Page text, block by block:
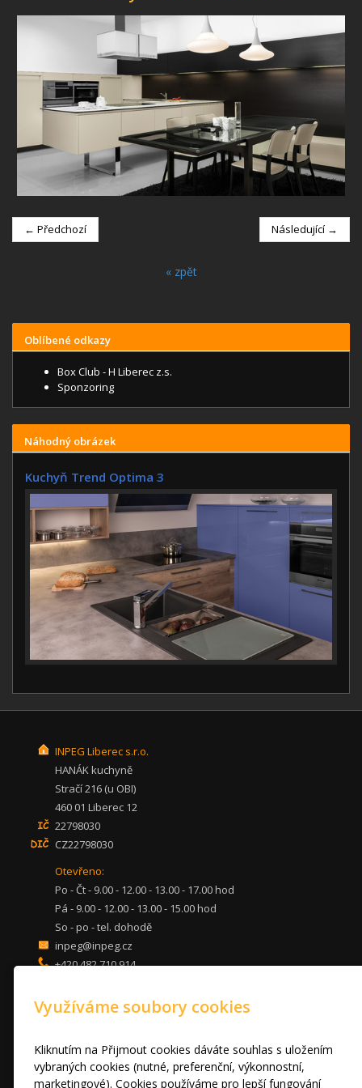
← Předchozí Následující →
« zpět
Oblíbené odkazy
Box Club - H Liberec z.s.
Sponzoring
Náhodný obrázek
Kuchyň Trend Optima 3
INPEG Liberec s.r.o.
HANÁK kuchyně
Stračí 216 (u OBI)
460 01 Liberec 12
22798030
CZ22798030
Otevřeno:
Po - Čt - 9.00 - 12.00 - 13.00 - 17.00 hod
Pá - 9.00 - 12.00 - 13.00 - 15.00 hod
So - po - tel. dohodě
inpeg@inpeg.cz
+420 482 710 914
KUCHYNĚ
DVEŘE A STOLY
OBÝVACÍ POKOJE
AKCE
Využíváme soubory cookies
Kliknutím na Přijmout cookies dáváte souhlas s uložením
vybraných cookies (nutné, preferenční, výkonnostní,
marketingové). Cookies používáme pro lepší fungování